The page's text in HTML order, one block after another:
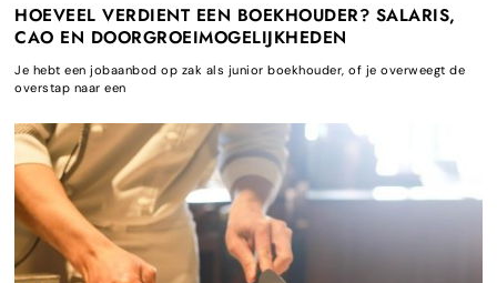
HOEVEEL VERDIENT EEN BOEKHOUDER? SALARIS,
CAO EN DOORGROEIMOGELIJKHEDEN
Je hebt een jobaanbod op zak als junior boekhouder, of je overweegt de
overstap naar een